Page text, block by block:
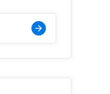
arrow_forward